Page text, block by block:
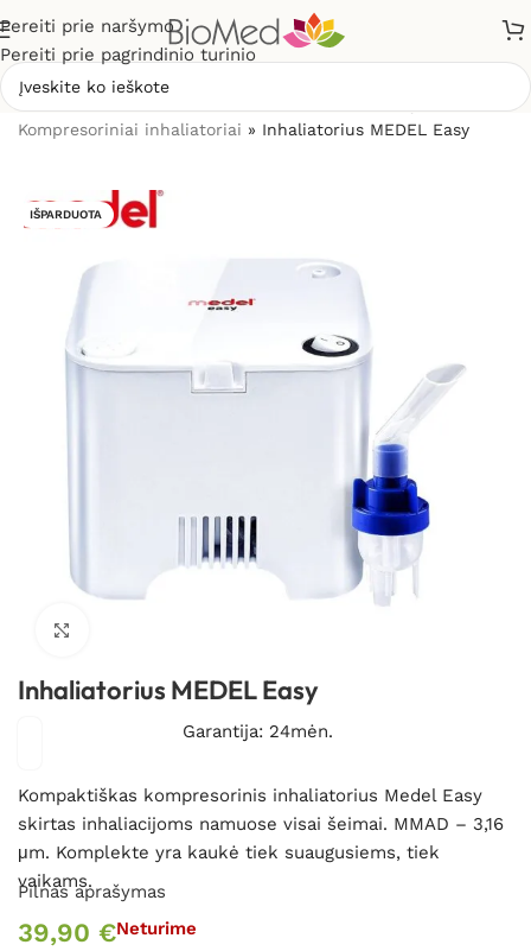
Pereiti prie naršymo
Pereiti prie pagrindinio turinio
Kompresoriniai inhaliatoriai » Inhaliatorius MEDEL Easy
IŠPARDUOTA
Inhaliatorius MEDEL Easy
Garantija: 24mėn.
Kompaktiškas kompresorinis inhaliatorius Medel Easy
skirtas inhaliacijoms namuose visai šeimai. MMAD – 3,16
μm. Komplekte yra kaukė tiek suaugusiems, tiek
vaikams.
Pilnas aprašymas
39,90 €Neturime